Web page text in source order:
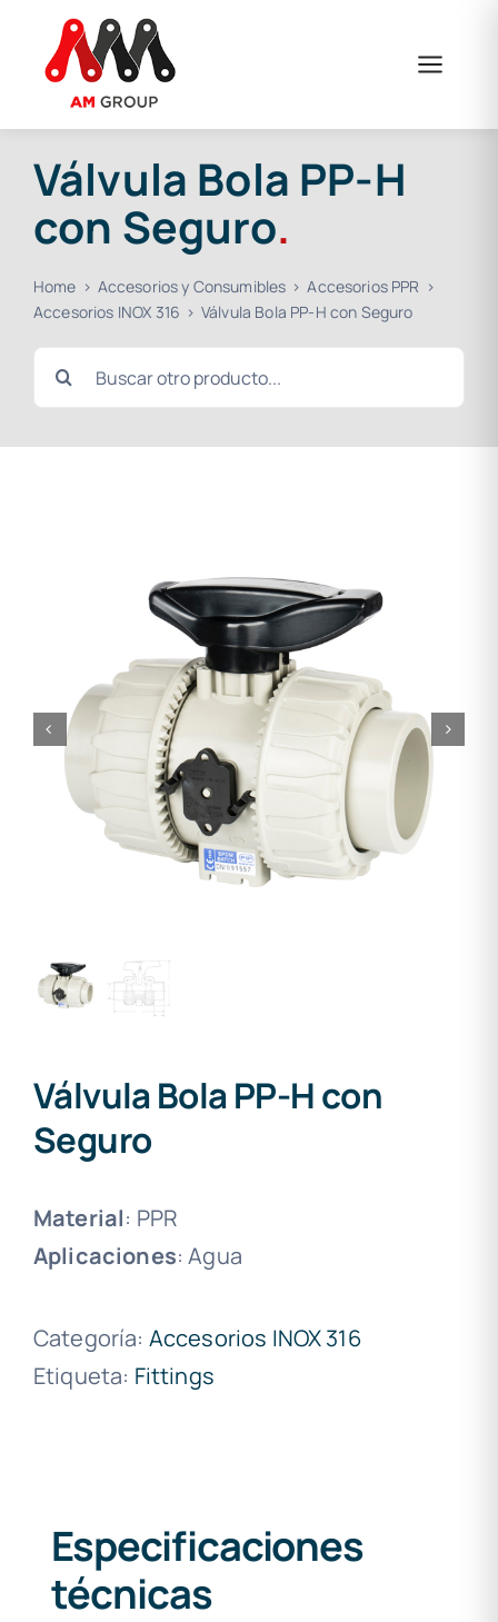
contenido
Válvula Bola PP-H
con Seguro.
Home Accesorios y Consumibles
Accesorios PPR
Accesorios INOX 316
Válvula Bola PP-H con Seguro
Buscar:
Válvula Bola PP-H con
Seguro
Material: PPR
Aplicaciones: Agua
Categoría: Accesorios INOX 316
Etiqueta: Fittings
Especificaciones
técnicas